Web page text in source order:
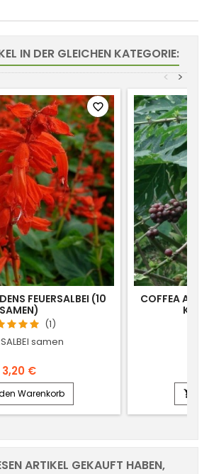
IN DER GLEICHEN KATEGORIE:
>
<
FEUERSALBEI (10
SAMEN)
(1)
samen
3,20 €
Warenkorb
favorite_border
COFFEA

ARTIKEL GEKAUFT HABEN,